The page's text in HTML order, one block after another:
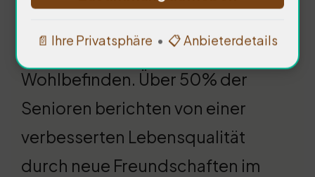
entscheidend für das
Wohlbefinden. Über 50% der
Senioren berichten von einer
verbesserten Lebensqualität
durch neue Freundschaften im
📄 Ihre Privatsphäre • 📋 Anbieterdetails